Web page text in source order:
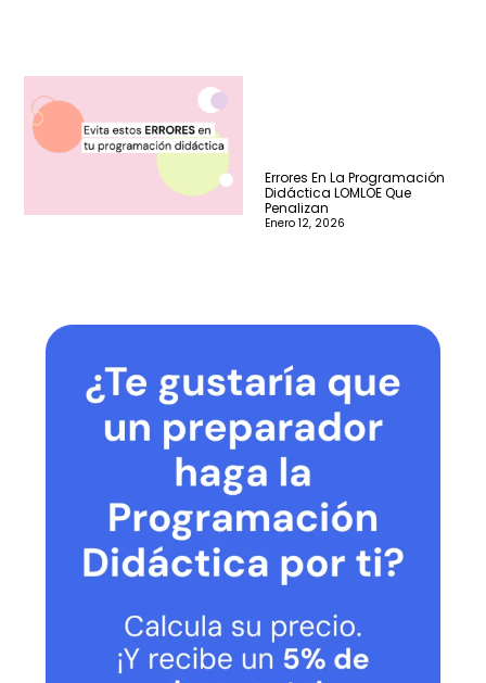
Errores En La Programación
Didáctica LOMLOE Que
Penalizan
Enero 12, 2026